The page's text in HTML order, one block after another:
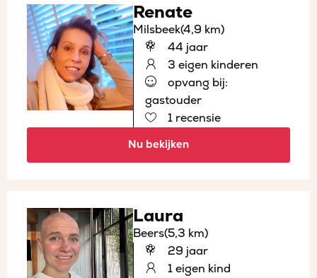
Renate
Milsbeek(4,9 km)
44 jaar
3 eigen kinderen
opvang bij:
gastouder
1 recensie
Nu bekijken
Laura
Beers(5,3 km)
29 jaar
1 eigen kind